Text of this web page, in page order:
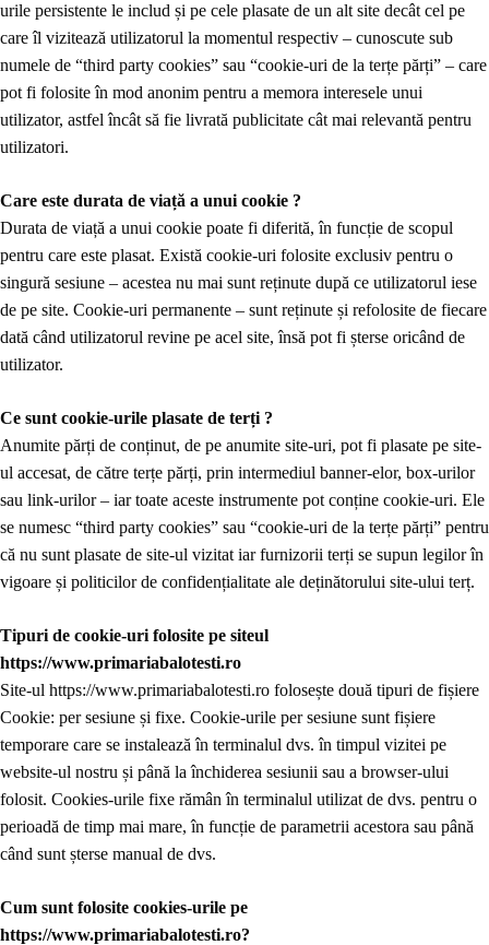
urile persistente le includ și pe cele plasate de un alt site decât cel pe
care îl vizitează utilizatorul la momentul respectiv – cunoscute sub
numele de “third party cookies” sau “cookie-uri de la terțe părți” – care
pot fi folosite în mod anonim pentru a memora interesele unui
utilizator, astfel încât să fie livrată publicitate cât mai relevantă pentru
utilizatori.
Care este durata de viață a unui cookie ?
Durata de viață a unui cookie poate fi diferită, în funcție de scopul
pentru care este plasat. Există cookie-uri folosite exclusiv pentru o
singură sesiune – acestea nu mai sunt reținute după ce utilizatorul iese
de pe site. Cookie-uri permanente – sunt reținute și refolosite de fiecare
dată când utilizatorul revine pe acel site, însă pot fi șterse oricând de
utilizator.
Ce sunt cookie-urile plasate de terți ?
Anumite părți de conținut, de pe anumite site-uri, pot fi plasate pe site-
ul accesat, de către terțe părți, prin intermediul banner-elor, box-urilor
sau link-urilor – iar toate aceste instrumente pot conține cookie-uri. Ele
se numesc “third party cookies” sau “cookie-uri de la terțe părți” pentru
că nu sunt plasate de site-ul vizitat iar furnizorii terți se supun legilor în
vigoare și politicilor de confidențialitate ale deținătorului site-ului terț.
Tipuri de cookie-uri folosite pe siteul
https://www.primariabalotesti.ro
Site-ul https://www.primariabalotesti.ro folosește două tipuri de fișiere
Cookie: per sesiune și fixe. Cookie-urile per sesiune sunt fișiere
temporare care se instalează în terminalul dvs. în timpul vizitei pe
website-ul nostru și până la închiderea sesiunii sau a browser-ului
folosit. Cookies-urile fixe rămân în terminalul utilizat de dvs. pentru o
perioadă de timp mai mare, în funcție de parametrii acestora sau până
când sunt șterse manual de dvs.
Cum sunt folosite cookies-urile pe
https://www.primariabalotesti.ro?